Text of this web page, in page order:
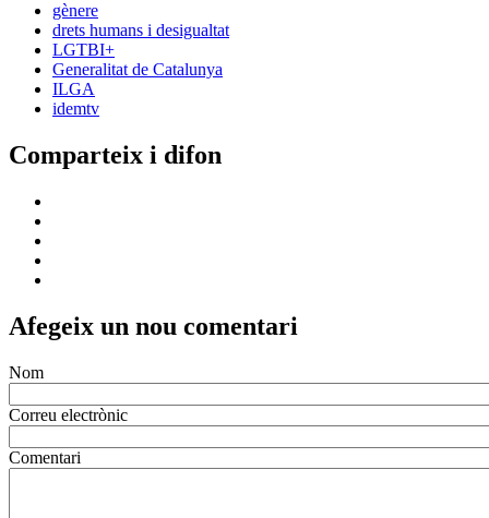
gènere
drets humans i desigualtat
LGTBI+
Generalitat de Catalunya
ILGA
idemtv
Comparteix i difon
Afegeix un nou comentari
Nom
Correu electrònic
Comentari